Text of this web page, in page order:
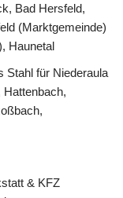
Bad Hersfeld,
(Marktgemeinde)
Haunetal
Stahl für Niederaula
& KFZ